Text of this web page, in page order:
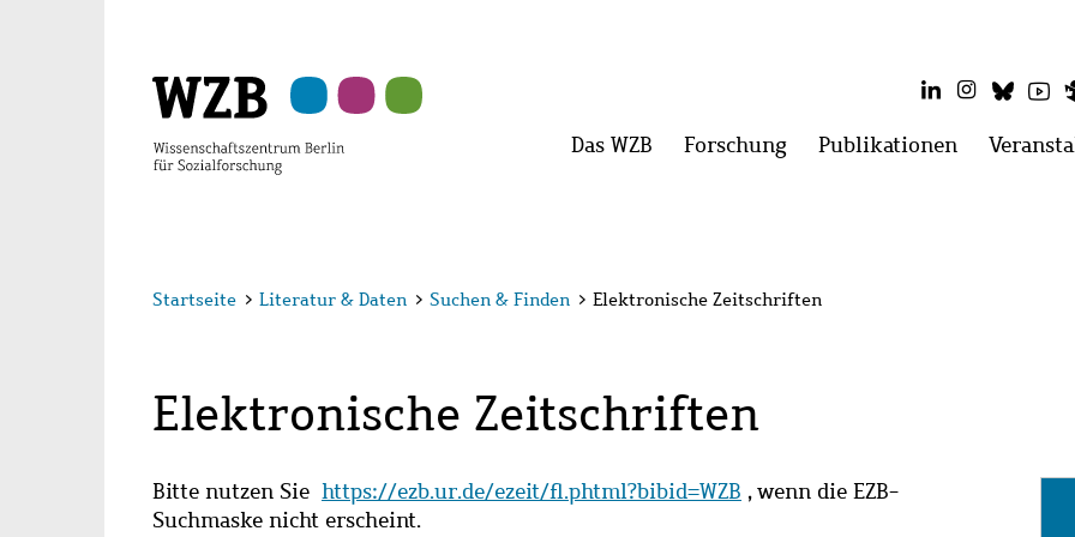
LinkedInInstagram
Hauptmenü
Das WZB Menü
Forschung Menü
Publikationen Menü
Startseite > Literatur & Daten > Suchen & Finden > Elektronische Zeitschriften
Elektronische Zeitschriften
Bitte nutzen Sie https://ezb.ur.de/ezeit/fl.phtml?bibid=WZB , wenn die EZB-
Suchmaske nicht erscheint.